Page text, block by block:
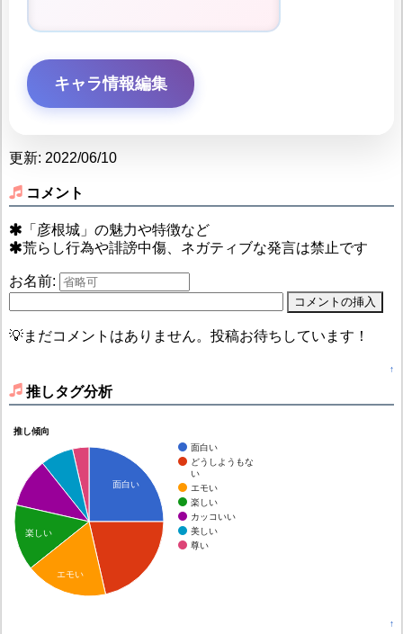
キャラ情報編集
更新: 2022/06/10
コメント
「彦根城」の魅力や特徴など
荒らし行為や誹謗中傷、ネガティブな発言は禁止です
お名前:
💡まだコメントはありません。投稿お待ちしています！
↑
推しタグ分析
推し傾向
面白い
どうしようもな
い
エモい
楽しい
カッコいい
美しい
尊い
面白い
楽しい
エモい
↑